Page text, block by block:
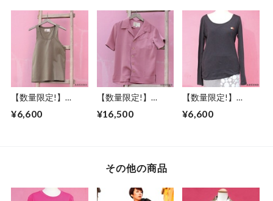
ドクロモチーフ グ
レー アブサード
DOKUROKUN（G
/ L ドクロモチーフ
チャコール アブサ
ード
DOKUROKUN（C）
サイズ ドット柄 ア
ブサード ロゴ 裏起
毛 グレー 左右ポケ
ット DOT
【数量限定!】
ップ メンズ サイズ
¥6,600
【数量限定!】
ツ メンズ レディー
¥16,500
【数量限定!】
ック ロングＴシャ
¥6,600
その他の商品